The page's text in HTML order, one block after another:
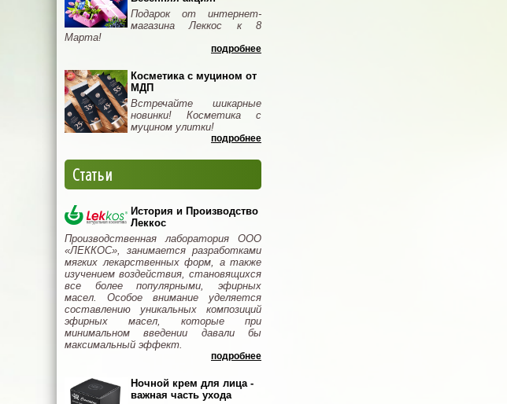
Подарок от интернет-
магазина Леккос к 8
Марта!
подробнее
Косметика с муцином от
МДП
Встречайте шикарные
новинки! Косметика с
муцином улитки!
подробнее
Статьи
История и Производство
Леккос
Производственная лаборатория ООО
«ЛЕККОС», занимается разработками
мягких лекарственных форм, а также
изучением воздействия, становящихся
все более популярными, эфирных
масел. Особое внимание уделяется
составлению уникальных композиций
эфирных масел, которые при
минимальном введении давали бы
максимальный эффект.
подробнее
Ночной крем для лица -
важная часть ухода